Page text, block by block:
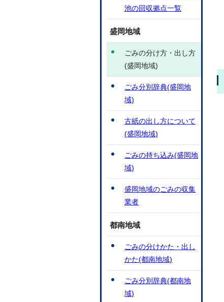
池の回収拠点一覧
盛岡地域
ごみの分け方・出し方
(盛岡地域)
ごみ分別辞典(盛岡地
域)
古紙の出し方について
(盛岡地域)
ごみの持ち込み(盛岡地
域)
盛岡地域のごみの収集
業者
都南地域
ごみの分けかた・出し
かた(都南地域)
ごみ分別辞典(都南地
域)